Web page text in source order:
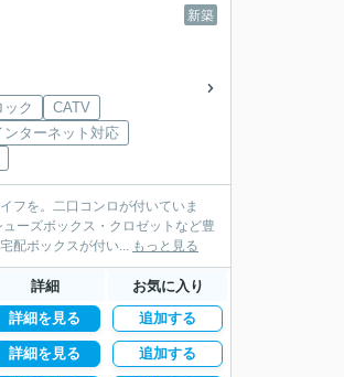
新築
ック
CATV
ンターネット対応
フを。二口コンロが付いていま
ーズボックス・クロゼットなど豊
配ボックスが付い... もっと見る
詳細 お気に入り
詳細を見る 追加する
詳細を見る 追加する